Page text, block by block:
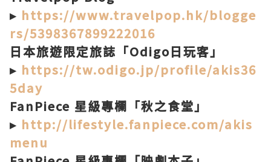
▸ https://www.travelpop.hk/blogge
rs/5398367899222016
日本旅遊限定旅誌「Odigo日玩客」
▸ https://tw.odigo.jp/profile/akis36
5day
FanPiece 星級專欄「秋之食堂」
▸ http://lifestyle.fanpiece.com/akis
menu